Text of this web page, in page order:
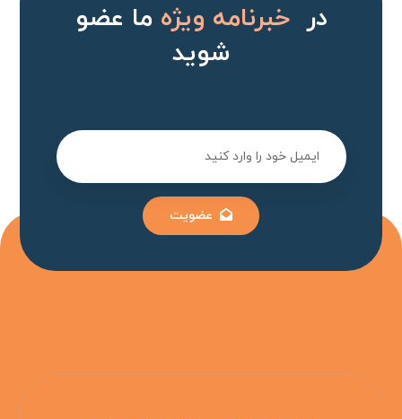
درخبرنامه ویژهما عضو
شوید
عضویت